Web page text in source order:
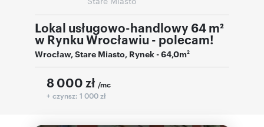
Lokal usługowo-handlowy 64 m²
w Rynku Wrocławiu - polecam!
Wrocław,Stare Miasto, Rynek- 64,0m2
8 000 zł /mc
+ czynsz: 1 000 zł